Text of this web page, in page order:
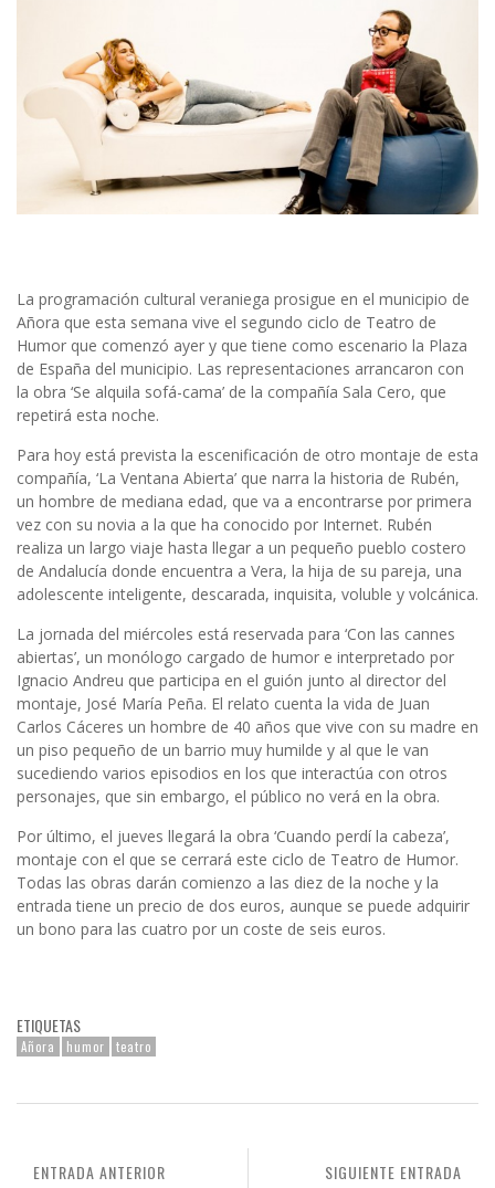
La programación cultural veraniega prosigue en el municipio de
Añora que esta semana vive el segundo ciclo de Teatro de
Humor que comenzó ayer y que tiene como escenario la Plaza
de España del municipio. Las representaciones arrancaron con
la obra ‘Se alquila sofá-cama’ de la compañía Sala Cero, que
repetirá esta noche.
Para hoy está prevista la escenificación de otro montaje de esta
compañía, ‘La Ventana Abierta’ que narra la historia de Rubén,
un hombre de mediana edad, que va a encontrarse por primera
vez con su novia a la que ha conocido por Internet. Rubén
realiza un largo viaje hasta llegar a un pequeño pueblo costero
de Andalucía donde encuentra a Vera, la hija de su pareja, una
adolescente inteligente, descarada, inquisita, voluble y volcánica.
La jornada del miércoles está reservada para ‘Con las cannes
abiertas’, un monólogo cargado de humor e interpretado por
Ignacio Andreu que participa en el guión junto al director del
montaje, José María Peña. El relato cuenta la vida de Juan
Carlos Cáceres un hombre de 40 años que vive con su madre en
un piso pequeño de un barrio muy humilde y al que le van
sucediendo varios episodios en los que interactúa con otros
personajes, que sin embargo, el público no verá en la obra.
Por último, el jueves llegará la obra ‘Cuando perdí la cabeza’,
montaje con el que se cerrará este ciclo de Teatro de Humor.
Todas las obras darán comienzo a las diez de la noche y la
entrada tiene un precio de dos euros, aunque se puede adquirir
un bono para las cuatro por un coste de seis euros.
ETIQUETAS
Añora humor teatro
SIGUIENTE ENTRADA
ENTRADA ANTERIOR